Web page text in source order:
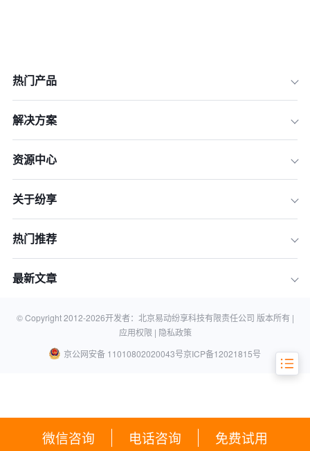
微信咨询 电话咨询 免费试用
三、数字化运营与数据驱动决策
相关知识
热门产品
解决方案
资源中心
关于纷享
热门推荐
最新文章
© Copyright 2012-2026开发者：北京易动纷享科技有限责任公司 版本所有 |
应用权限 | 隐私政策
京公网安备 11010802020043号京ICP备12021815号